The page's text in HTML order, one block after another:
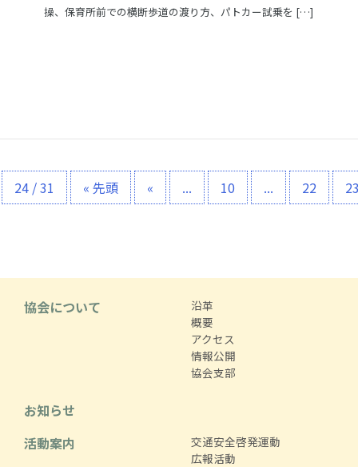
操、保育所前での横断歩道の渡り方、パトカー試乗を […]
24 / 31 « 先頭 « ... 10 ... 22
協会について
沿革
概要
アクセス
情報公開
協会支部
お知らせ
活動案内
交通安全啓発運動
広報活動